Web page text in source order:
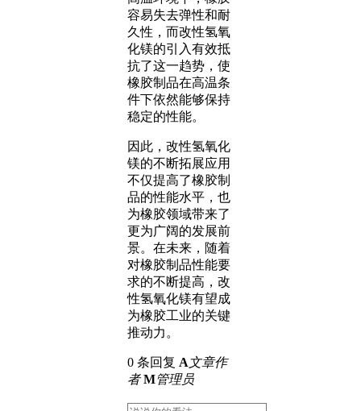
容易失去弹性和耐
久性，而改性氢氧
化镁的引入有效抵
抗了这一趋势，使
橡胶制品在高温条
件下依然能够保持
稳定的性能。
因此，改性氢氧化
镁的不断拓展应用
不仅提高了橡胶制
品的性能水平，也
为橡胶领域带来了
更为广阔的发展前
景。在未来，随着
对橡胶制品性能要
求的不断提高，改
性氢氧化镁有望成
为橡胶工业的关键
推动力。
0 条回复 A文章作
者 M管理员